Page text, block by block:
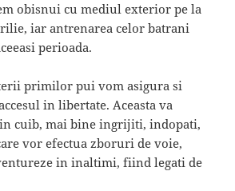
obisnui cu mediul exterior pe la
iar antrenarea celor batrani
perioada.
primilor pui vom asigura si
in libertate. Aceasta va
cuib, mai bine ingrijiti, indopati,
vor efectua zboruri de voie,
in inaltimi, fiind legati de